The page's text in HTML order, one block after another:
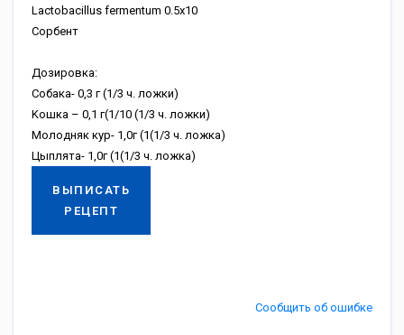
Lactobacillus fermentum 0.5x10
Copбeнт
Дoзиpoвкa:
Coбaкa- 0,3 г (1/3 ч. лoжки)
Koшкa – 0,1 г(1/10 (1/3 ч. лoжки)
Moлoдняк куp- 1,0г (1(1/3 ч. лoжкa)
Цыплятa- 1,0г (1(1/3 ч. лoжкa)
ВЫПИСАТЬ
РЕЦЕПТ
Сообщить об ошибке